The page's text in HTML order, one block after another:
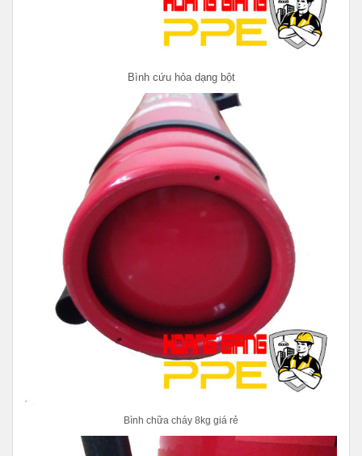
Bình cứu hỏa dạng bột
Bình chữa cháy 8kg giá rẻ